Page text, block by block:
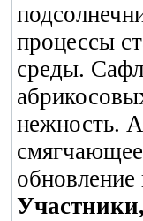
процессы
среды.
нежность.
обновление